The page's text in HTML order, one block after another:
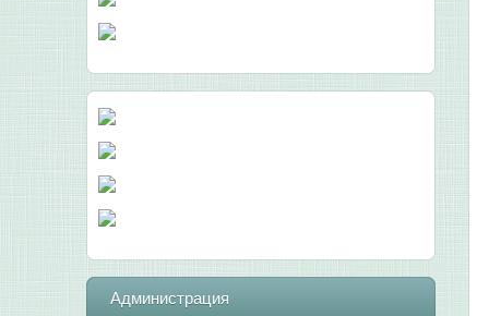
Администрация